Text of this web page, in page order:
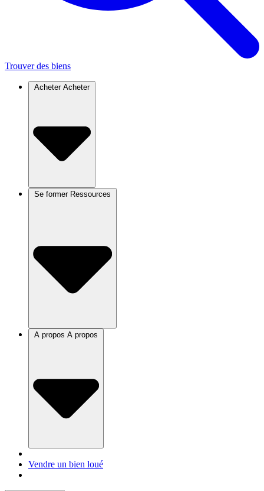
Trouver des biens
Acheter Acheter
Se former
A propos
Vendre un bien loué